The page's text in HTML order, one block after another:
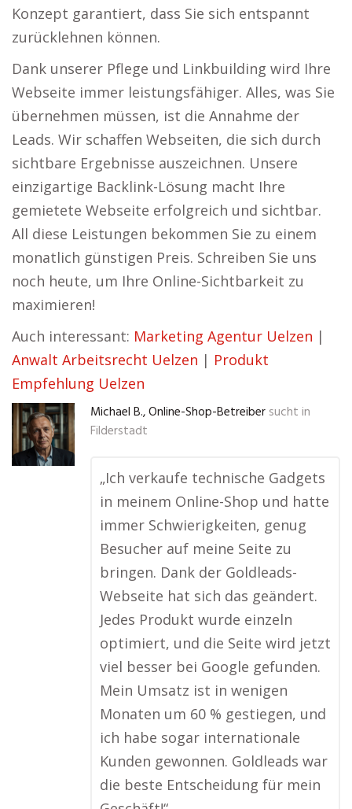
Konzept garantiert, dass Sie sich entspannt
zurücklehnen können.
Dank unserer Pflege und Linkbuilding wird Ihre
Webseite immer leistungsfähiger. Alles, was Sie
übernehmen müssen, ist die Annahme der
Leads. Wir schaffen Webseiten, die sich durch
sichtbare Ergebnisse auszeichnen. Unsere
einzigartige Backlink-Lösung macht Ihre
gemietete Webseite erfolgreich und sichtbar.
All diese Leistungen bekommen Sie zu einem
monatlich günstigen Preis. Schreiben Sie uns
noch heute, um Ihre Online-Sichtbarkeit zu
maximieren!
Auch interessant: Marketing Agentur Uelzen |
Anwalt Arbeitsrecht Uelzen | Produkt
Empfehlung Uelzen
Michael B., Online-Shop-Betreiber sucht in
Filderstadt
„Ich verkaufe technische Gadgets
in meinem Online-Shop und hatte
immer Schwierigkeiten, genug
Besucher auf meine Seite zu
bringen. Dank der Goldleads-
Webseite hat sich das geändert.
Jedes Produkt wurde einzeln
optimiert, und die Seite wird jetzt
viel besser bei Google gefunden.
Mein Umsatz ist in wenigen
Monaten um 60 % gestiegen, und
ich habe sogar internationale
Kunden gewonnen. Goldleads war
die beste Entscheidung für mein